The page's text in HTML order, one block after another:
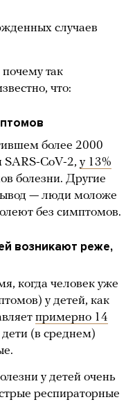
случаев
так
что:
более 2000
SARS-CoV-2, у 13%
болезни. Другие
— люди моложе
без симптомов.
возникают реже,
когда человек уже
у детей, как
примерно 14
(в среднем)
у детей очень
респираторные